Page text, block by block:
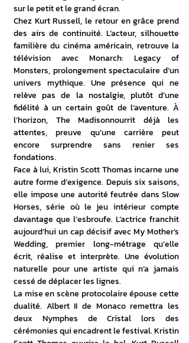
sur le petit et le grand écran.
Chez Kurt Russell, le retour en grâce prend
des airs de continuité. L’acteur, silhouette
familière du cinéma américain, retrouve la
télévision avec Monarch: Legacy of
Monsters, prolongement spectaculaire d’un
univers mythique. Une présence qui ne
relève pas de la nostalgie, plutôt d’une
fidélité à un certain goût de l’aventure. À
l’horizon, The Madisonnourrit déjà les
attentes, preuve qu’une carrière peut
encore surprendre sans renier ses
fondations.
Face à lui, Kristin Scott Thomas incarne une
autre forme d’exigence. Depuis six saisons,
elle impose une autorité feutrée dans Slow
Horses, série où le jeu intérieur compte
davantage que l’esbroufe. L’actrice franchit
aujourd’hui un cap décisif avec My Mother’s
Wedding, premier long-métrage qu’elle
écrit, réalise et interprète. Une évolution
naturelle pour une artiste qui n’a jamais
cessé de déplacer les lignes.
La mise en scène protocolaire épouse cette
dualité. Albert II de Monaco remettra les
deux Nymphes de Cristal lors des
cérémonies qui encadrent le festival. Kristin